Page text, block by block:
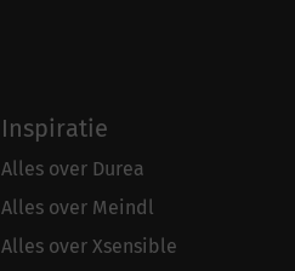
Inspiratie
Alles over Durea
Alles over Meindl
Alles over Xsensible